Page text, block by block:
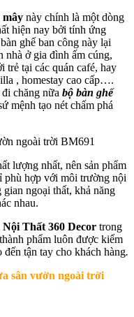
mây này chính là một dòng
hiện nay bởi tính ứng
ghế ban công này lại
nhà ở gia đình ấm cúng,
trẻ tại các quán café, hay
, homestay cao cấp….
chăng nữa bộ bàn ghế
mệnh tạo nét chấm phá
lượng nhất, nên sản phẩm
phù hợp với môi trường nội
ngoại thất, khả năng
nhau.
Nội Thất 360 Decor trong
phẩm luôn được kiểm
tận tay cho khách hàng.
sân vườn ngoài trời